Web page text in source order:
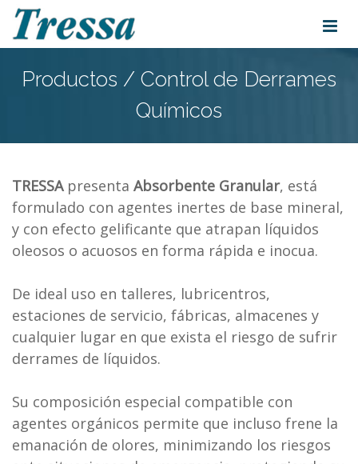
Productos / Control de Derrames
Químicos
TRESSApresenta Absorbente Granular, está
formulado con agentes inertes de base mineral,
y con efecto gelificante que atrapan líquidos
oleosos o acuosos en forma rápida e inocua.
De ideal uso en talleres, lubricentros,
estaciones de servicio, fábricas, almacenes y
cualquier lugar en que exista el riesgo de sufrir
derrames de líquidos.
Su composición especial compatible con
agentes orgánicos permite que incluso frene la
emanación de olores, minimizando los riesgos